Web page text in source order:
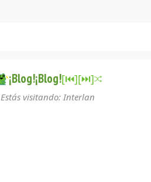
¡Blog!¡Blog![⏮︎][⏭︎]
Estás visitando: Interlan